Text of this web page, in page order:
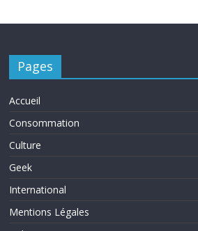
Pages
Accueil
Consommation
Culture
Geek
International
Mentions Légales